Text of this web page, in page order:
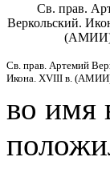
Св. прав.
Веркольский.
Св. прав. Артемий
Икона. XVIII в.
во имя